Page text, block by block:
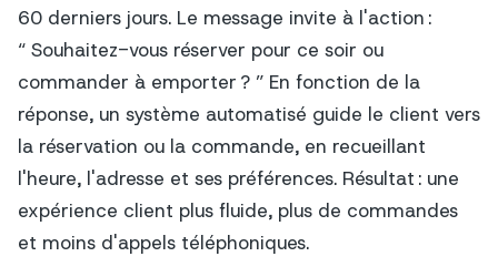
60 derniers jours. Le message invite à l'action :
“ Souhaitez-vous réserver pour ce soir ou
commander à emporter ? ” En fonction de la
réponse, un système automatisé guide le client vers
la réservation ou la commande, en recueillant
l'heure, l'adresse et ses préférences. Résultat : une
expérience client plus fluide, plus de commandes
et moins d'appels téléphoniques.